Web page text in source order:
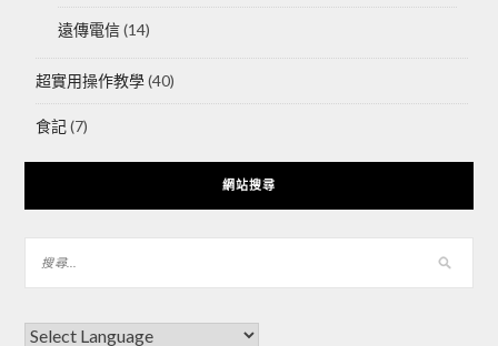
遠傳電信(14)
超實用操作教學(40)
食記(7)
網站搜尋